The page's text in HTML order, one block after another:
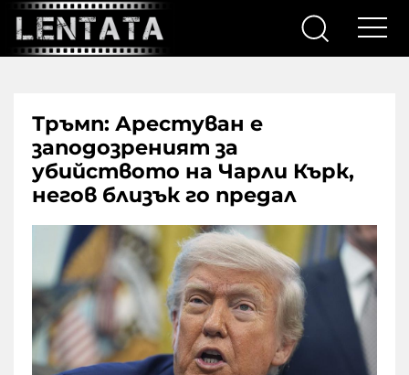
Тръмп: Арестуван е
заподозреният за
убийството на Чарли Кърк,
негов близък го предал